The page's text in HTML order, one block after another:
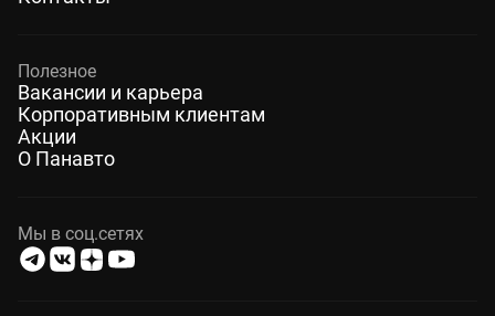
Полезное
Вакансии и карьера
Корпоративным клиентам
Акции
О Панавто
Мы в соц.сетях